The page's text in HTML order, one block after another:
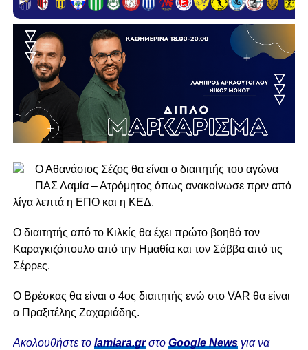
Ο Αθανάσιος Σέζος θα είναι ο διαιτητής του αγώνα
ΠΑΣ Λαμία – Ατρόμητος όπως ανακοίνωσε πριν από
λίγα λεπτά η ΕΠΟ και η ΚΕΔ.
Ο διαιτητής από το Κιλκίς θα έχει πρώτο βοηθό τον
Καραγκιζόπουλο από την Ημαθία και τον Σάββα από τις
Σέρρες.
Ο Βρέσκας θα είναι ο 4ος διαιτητής ενώ στο VAR θα είναι
ο Πραξιτέλης Ζαχαριάδης.
Ακολουθήστε το lamiara.grστο Google Newsγια να